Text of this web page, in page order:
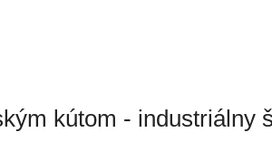
kútom - industriálny